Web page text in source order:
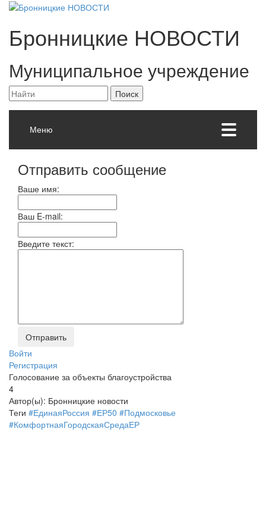
Бронницкие НОВОСТИ
Муниципальное учреждение
Меню
Отправить сообщение
Ваше имя:
Ваш E-mail:
Введите текст:
Войти
Регистрация
Голосование за объекты благоустройства
4
Автор(ы): Бронницкие новости
Теги #ЕдинаяРоссия #ЕР50 #Подмосковье
#КомфортнаяГородскаяСредаЕР